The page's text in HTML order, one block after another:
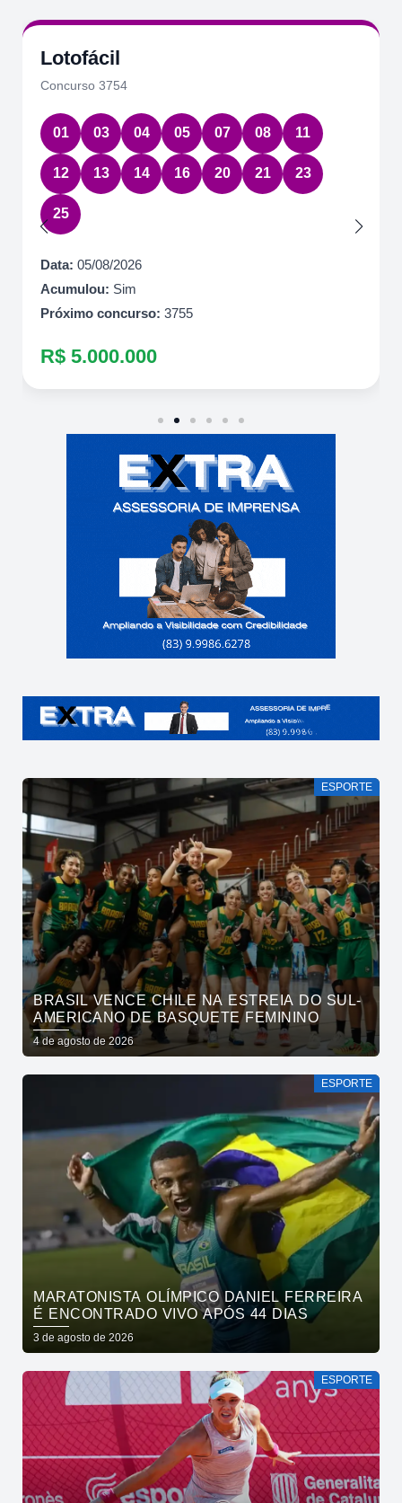
Lotofácil
Concurso 3754
01 03 04 05 07 08 11
12 13 14 16 20 21 23
25
Data: 05/08/2026
Acumulou: Sim
Próximo concurso: 3755
R$ 5.000.000
ESPORTE
BRASIL VENCE CHILE NA ESTREIA DO SUL-
AMERICANO DE BASQUETE FEMININO
4 de agosto de 2026
ESPORTE
MARATONISTA OLÍMPICO DANIEL FERREIRA
É ENCONTRADO VIVO APÓS 44 DIAS
3 de agosto de 2026
ESPORTE